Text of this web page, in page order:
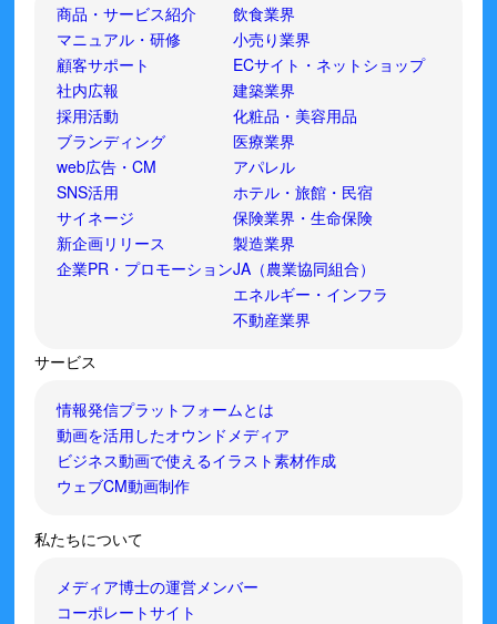
商品・サービス紹介
マニュアル・研修
顧客サポート
社内広報
採用活動
ブランディング
web広告・CM
SNS活用
サイネージ
新企画リリース
企業PR・プロモーション
飲食業界
小売り業界
ECサイト・ネットショップ
建築業界
化粧品・美容用品
医療業界
アパレル
ホテル・旅館・民宿
保険業界・生命保険
製造業界
JA（農業協同組合）
エネルギー・インフラ
不動産業界
サービス
情報発信プラットフォームとは
動画を活用したオウンドメディア
ビジネス動画で使えるイラスト素材作成
ウェブCM動画制作
私たちについて
メディア博士の運営メンバー
コーポレートサイト